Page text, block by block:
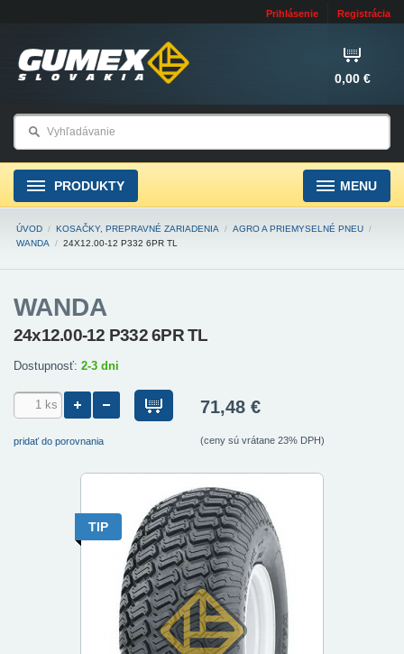
Prihlásenie Registrácia
0,00 €
PRODUKTY MENU
ÚVOD / KOSAČKY, PREPRAVNÉ ZARIADENIA / AGRO A PRIEMYSELNÉ PNEU /
WANDA
/ 24X12.00-12 P332 6PR TL
WANDA
24x12.00-12 P332 6PR TL
Dostupnosť: 2-3 dni
pridať do porovnania
71,48 €
(ceny sú vrátane 23% DPH)
TIP